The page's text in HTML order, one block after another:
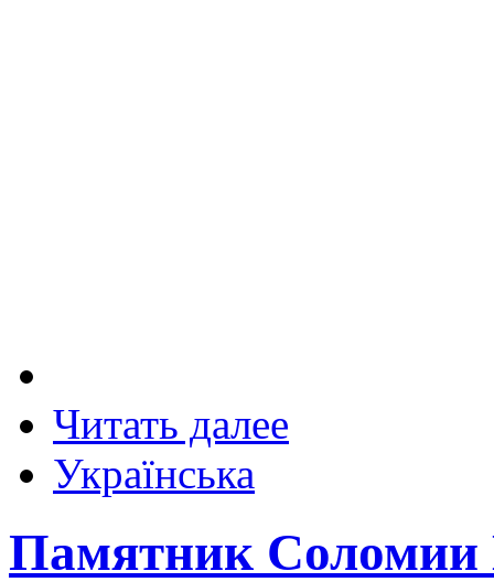
Читать далее
Українська
Памятник